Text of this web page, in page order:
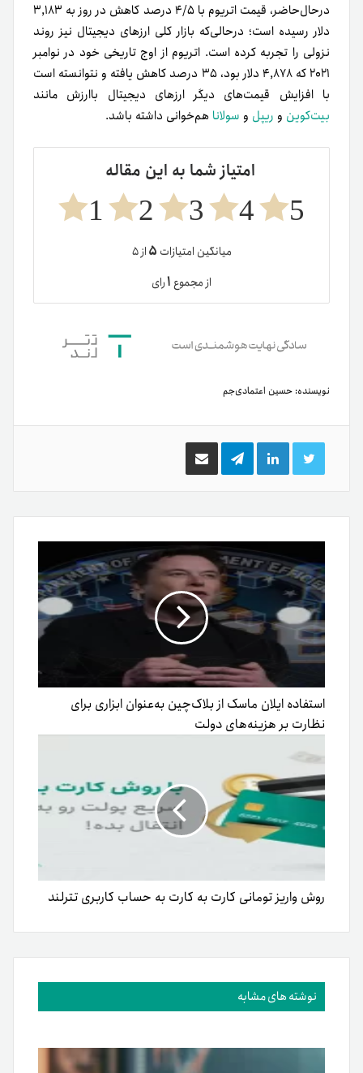
در‌حال‌حاضر، قیمت اتریوم با ۴/۵ درصد کاهش در روز به ۳,۱۸۳
دلار رسیده است؛ در‌حالی‌که بازار کلی ارزهای دیجیتال نیز روند
نزولی را تجربه کرده است. اتریوم از اوج تاریخی خود در نوامبر
۲۰۲۱ که ۴,۸۷۸ دلار بود، ۳۵ درصد کاهش یافته و نتوانسته است
با افزایش قیمت‌های دیگر ارزهای دیجیتال باارزش مانند
بیت‌کوین و ریپل و سولانا هم‌خوانی داشته باشد.
امتیاز شما به این مقاله
5
4
3
2
1
میانگین امتیازات ۵از ۵
از مجموع۱رای
نویسنده: حسین اعتمادی‌جم
توییتر لینکدینتلگرام اشتراک
گذاری
ایمیل
استفاده ایلان ماسک از بلاک‌چین به‌عنوان ابزاری برای
نظارت بر هزینه‌های دولت
روش واریز تومانی کارت به کارت به حساب کاربری تترلند
نوشته های مشابه